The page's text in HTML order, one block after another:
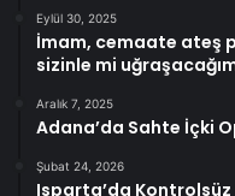
Eylül 30, 2025
İmam, cemaate ateş
sizinle mi
Aralık 7, 2025
Adana’da Sahte İçki
Şubat 24, 2026
Isparta’da